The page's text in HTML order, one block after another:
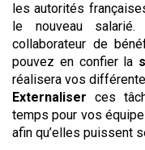
les autorités
le nouveau
collaborateur de
pouvez en confier la
réalisera vos
Externaliser ces
temps pour vos
afin qu’elles puissent